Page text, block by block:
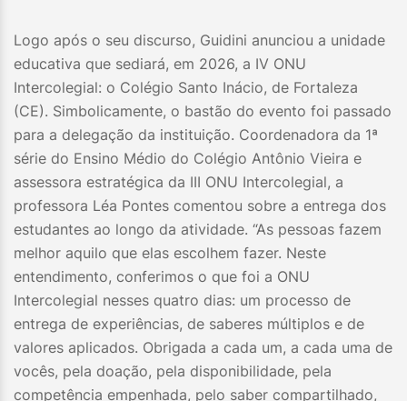
Logo após o seu discurso, Guidini anunciou a unidade
educativa que sediará, em 2026, a IV ONU
Intercolegial: o Colégio Santo Inácio, de Fortaleza
(CE). Simbolicamente, o bastão do evento foi passado
para a delegação da instituição. Coordenadora da 1ª
série do Ensino Médio do Colégio Antônio Vieira e
assessora estratégica da III ONU Intercolegial, a
professora Léa Pontes comentou sobre a entrega dos
estudantes ao longo da atividade. “As pessoas fazem
melhor aquilo que elas escolhem fazer. Neste
entendimento, conferimos o que foi a ONU
Intercolegial nesses quatro dias: um processo de
entrega de experiências, de saberes múltiplos e de
valores aplicados. Obrigada a cada um, a cada uma de
vocês, pela doação, pela disponibilidade, pela
competência empenhada, pelo saber compartilhado,